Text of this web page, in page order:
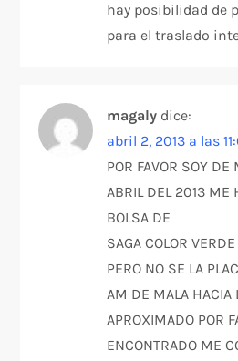
hay posibilidad de
para el traslado
magaly dice:
abril 2, 2013 a las
POR FAVOR SOY
ABRIL DEL 2013 ME
BOLSA DE
SAGA COLOR
PERO NO SE LA
AM DE MALA HACIA
APROXIMADO POR
ENCONTRADO ME